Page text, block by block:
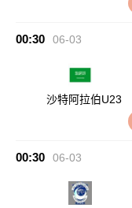
00:30 06-03
沙特阿拉伯U23
00:30 06-03